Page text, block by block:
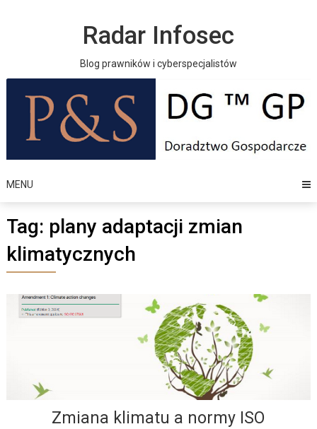
Radar Infosec
Blog prawników i cyberspecjalistów
MENU
Tag: plany adaptacji zmian
klimatycznych
Zmiana klimatu a normy ISO